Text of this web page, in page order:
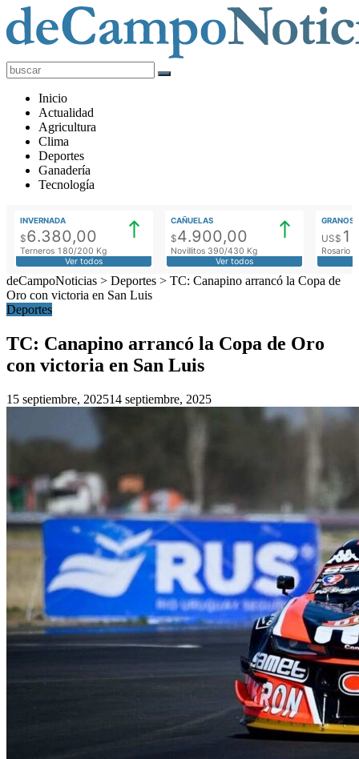
deCampoNoticias
Actualidad
Agropecuaria
Inicio
Actualidad
Agricultura
Clima
Deportes
Ganadería
Tecnología
INVERNADA
$6.380,00
Terneros 180/200 Kg
Ver todos
CAÑUELAS
$4.900,00
Novillitos 390/430 Kg
Ver todos
GRANOS
US$
Rosario
deCampoNoticias > Deportes > TC: Canapino arrancó la Copa de
Oro con victoria en San Luis
Deportes
TC: Canapino arrancó la Copa de Oro
con victoria en San Luis
15 septiembre, 202514 septiembre, 2025